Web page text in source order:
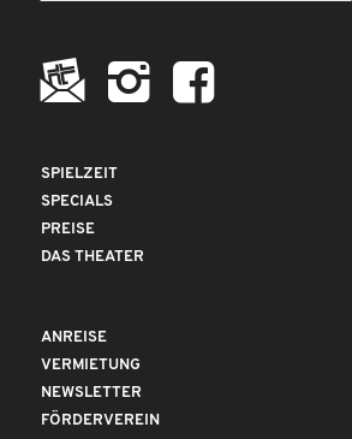
SPIELZEIT
SPECIALS
PREISE
DAS THEATER
ANREISE
VERMIETUNG
NEWSLETTER
FÖRDERVEREIN